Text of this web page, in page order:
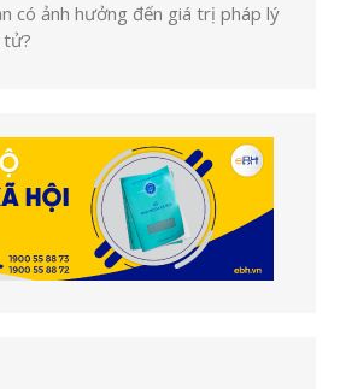
có ảnh hưởng đến giá trị pháp lý
tử?